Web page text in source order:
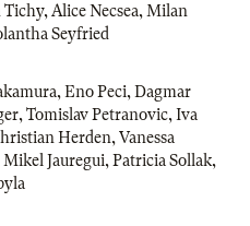
Tichy, Alice Necsea, Milan
Seyfried
, Eno Peci, Dagmar
, Tomislav Petranovic, Iva
Herden, Vanessa
Mikel Jauregui, Patricia Sollak,